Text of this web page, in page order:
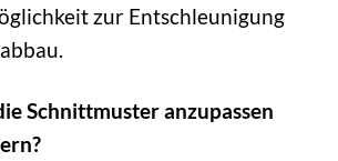
zur Entschleunigung
Schnittmuster anzupassen